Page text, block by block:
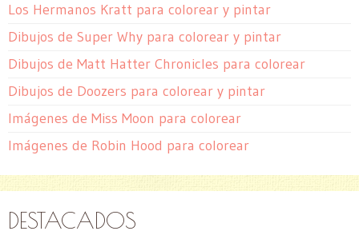
Los Hermanos Kratt para colorear y pintar
Dibujos de Super Why para colorear y pintar
Dibujos de Matt Hatter Chronicles para colorear
Dibujos de Doozers para colorear y pintar
Imágenes de Miss Moon para colorear
Imágenes de Robin Hood para colorear
DESTACADOS